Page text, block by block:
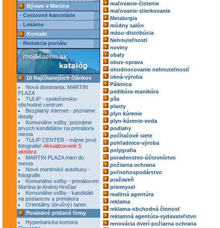
Bývam v Martine
- Cestovné kancelárie
- Lekárne
Kontakt
- Redakcia portálu
10 Najčítanejších článkov
Nová dominanta: MARTIN
PLAZA
TULIP - spoločensko-
obchodné centrum
Bezplatný internet - poznáme
detaily
Komunálne voľby: poznáme
prvých kandidátov na primátora
mesta
TULIP CENTER - máme prvé
fotografie! Aktualizované 5.
októbra
MARTIN PLAZA mieri do
mesta
Nové martinské autobusy -
fotografie
Komunálne voľby - primátorom
Martina je Andrej Hrnčiar
Komunálne voľby - kandidáti
na poslancov a primátora
Orientálny (brušný) tanec
Posledné pridané firmy
Hyperbaricka komora
maľovanie-čistenie
maľovanie-stierkovanie
Metalurgia
módny salón
mäso-distribúcia
Nehnuteľnosti
noviny
obaly
obuv-oprava
ohodnocovanie nehnuteľností
okná-výroba
Pálenica
pedikúra-manikúra
píla
plasty
plyn kúrenie
plyn-kúrenie-voda
podlahy
počítačové siete
pohľadnice-výroba
polygrafia
poradenstvo-účtovníctvo
požiarna ochrana
poľnohospodárstvo
pražiareň
priemysel
realitná agentúra
reklama
reklama-obchodná činnosť
reklamná agentúra-vydavateľstvo
renovácia dverí-požiarna ochrana